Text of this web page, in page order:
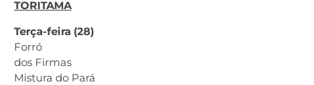
TORITAMA
Terça-feira (28)
Forró
dos Firmas
Mistura do Pará